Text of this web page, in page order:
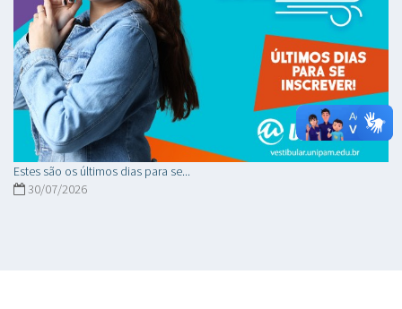
Estes são os últimos dias para se...
30/07/2026